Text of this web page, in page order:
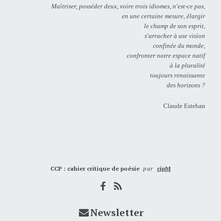
Maïtriser, posséder deux, voire trois idiomes, n'est-ce pas,
en une certaine mesure, élargir
le champ de son esprit,
s'arracher à use vision
confinée du monde,
confronter notre espace natif
à la pluralité
toujours renaissante
des horizons ?
Claude Esteban
CCP : cahier critique de poésie par cipM
Newsletter